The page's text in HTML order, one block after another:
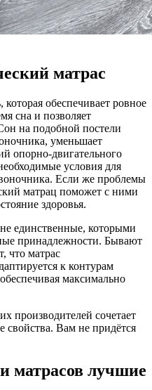
матрас
обеспечивает ровное
сна и позволяет
на подобной постели
уменьшает
опорно-двигательного
условия для
Если же проблемы
матрац поможет с ними
здоровья.
единственные, которыми
принадлежности. Бывают
что матрас
к контурам
максимально
производителей сочетает
свойства. Вам не придётся
матрасов лучшие